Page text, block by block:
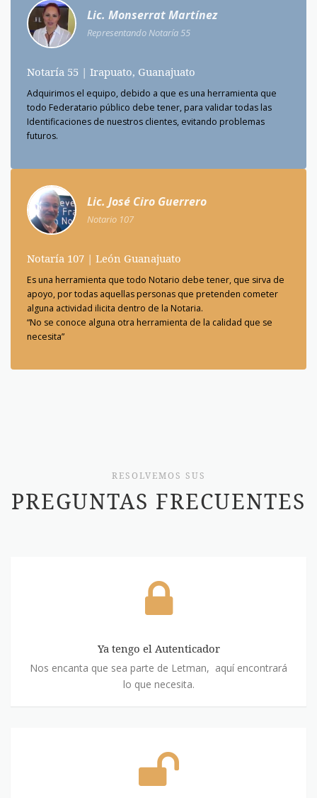
Lic. Monserrat Martínez
Representando Notaría 55
Notaría 55 | Irapuato, Guanajuato
Adquirimos el equipo, debido a que es una herramienta que
todo Federatario público debe tener, para validar todas las
Identificaciones de nuestros clientes, evitando problemas
futuros.
Lic. José Ciro Guerrero
Notario 107
Notaría 107 | León Guanajuato
Es una herramienta que todo Notario debe tener, que sirva de
apoyo, por todas aquellas personas que pretenden cometer
alguna actividad ilicita dentro de la Notaria.
“No se conoce alguna otra herramienta de la calidad que se
necesita”
RESOLVEMOS SUS
PREGUNTAS FRECUENTES
Ya tengo el Autenticador
Nos encanta que sea parte de Letman, aquí encontrará
lo que necesita.